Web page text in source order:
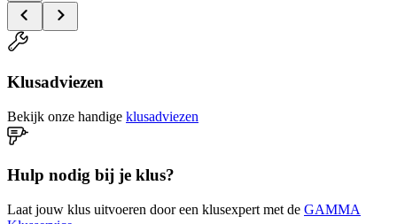
Klusadviezen
Bekijk onze handige klusadviezen
Hulp nodig bij je klus?
Laat jouw klus uitvoeren door een klusexpert met de GAMMA